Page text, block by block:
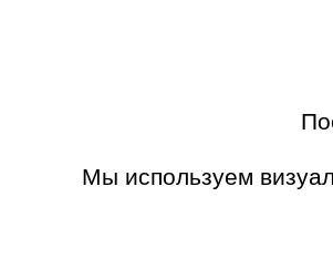
Мы используем